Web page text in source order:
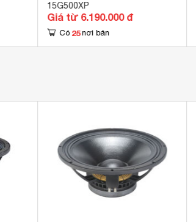
15G500XP
Giá từ 6.190.000 đ
Có 25 nơi bán